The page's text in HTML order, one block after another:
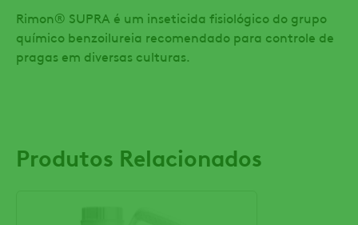
Rimon® SUPRA é um inseticida fisiológico do grupo
químico benzoilureia recomendado para controle de
pragas em diversas culturas.
Produtos Relacionados